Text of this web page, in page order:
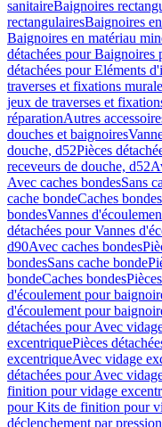
sanitaireBaignoires
rectangulairesBaignoires
Baignoires en matériau
détachées pour Baignoires
détachées pour Eléments
traverses et fixations
jeux de traverses et
réparationAutres
douches et baignoires
douche, d52Pièces
receveurs de douche, d52
Avec caches bondesSans
cache bondeCaches bondes
bondesVannes
détachées pour Vannes
d90Avec caches bondes
bondesSans cache bonde
bondeCaches bondes
d'écoulement pour
d'écoulement pour
détachées pour Avec
excentriquePièces
excentriqueAvec vidage
détachées pour Avec
finition pour vidage
pour Kits de finition pour
déclenchement par